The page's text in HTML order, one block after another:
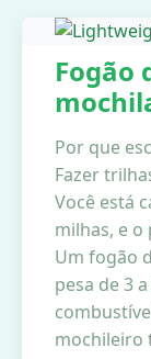
Fogão
Por que
Fazer
Você está
milhas, e o
Um fogão
pesa de 3
mochileiro